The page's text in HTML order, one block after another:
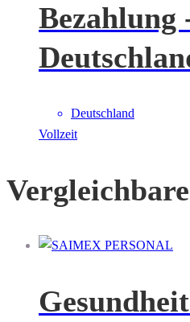
Bezahlung
Deutschland
Vollzeit